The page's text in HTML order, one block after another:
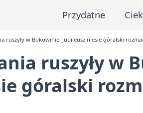
Przydatne
ruszyły w Bukowinie. Jubileusz niesie góralski
ruszyły w
góralski